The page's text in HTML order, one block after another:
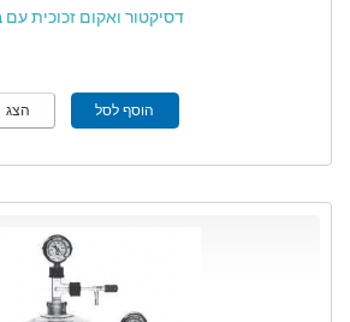
דסיקטור ואקום זכוכית עם
הוסף לסל הצג